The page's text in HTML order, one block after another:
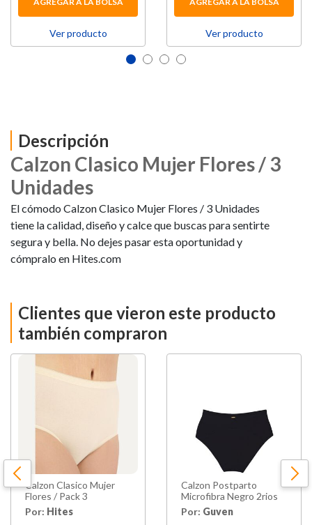
Ver producto Ver producto
Descripción
Calzon Clasico Mujer Flores / 3
Unidades
El cómodo Calzon Clasico Mujer Flores / 3 Unidades
tiene la calidad, diseño y calce que buscas para sentirte
segura y bella. No dejes pasar esta oportunidad y
cómpralo en Hites.com
Clientes que vieron este producto
también compraron
Calzon Clasico Mujer
Flores / Pack 3
Por: Hites
Calzon Postparto
Microfibra Negro 2rios
Por: Guven